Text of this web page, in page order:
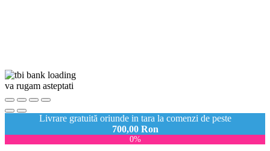
va rugam asteptati
Livrare gratuită oriunde in tara la comenzi de peste
700,00 Ron
0%